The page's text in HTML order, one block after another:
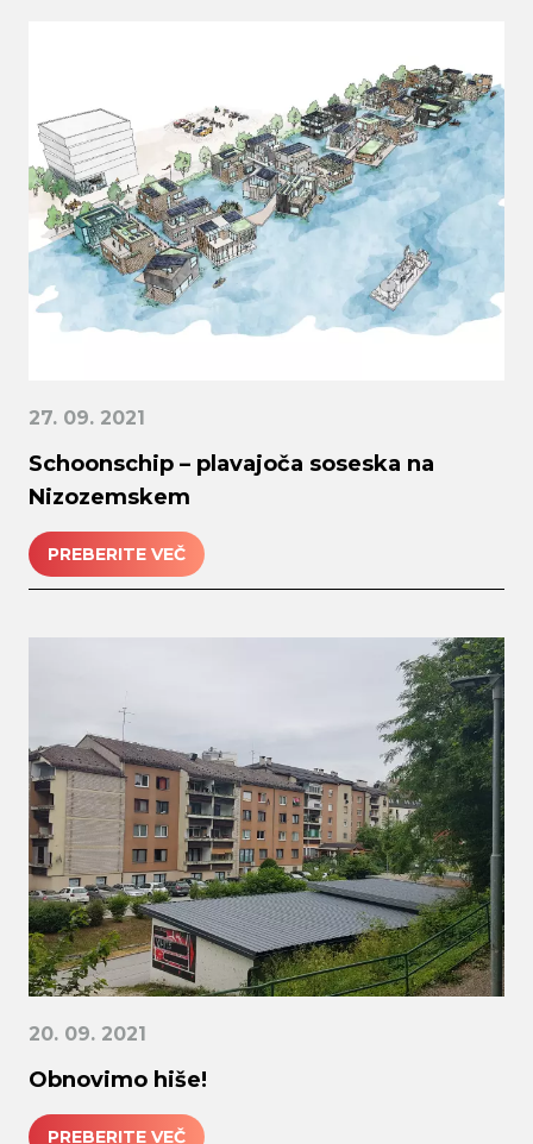
27. 09. 2021
Schoonschip – plavajoča soseska na
Nizozemskem
PREBERITE VEČ
20. 09. 2021
Obnovimo hiše!
PREBERITE VEČ